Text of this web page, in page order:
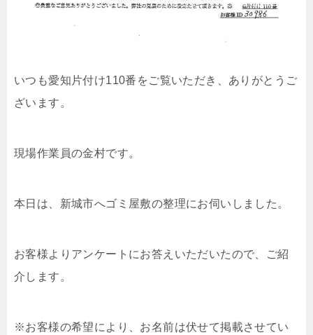
いつも愛知片付け110番をご覧いただき、ありがとうご
ざいます。
現場作業員の金村です。
本日は、新城市へゴミ屋敷の整理にお伺いしました。
お客様よりアンケートにお答えいただいたので、ご紹
介します。
※お客様の希望により、お名前は伏せて掲載させてい